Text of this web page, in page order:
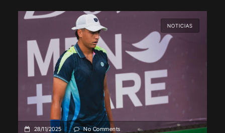
NOTICIAS
28/11/2025 No Comments